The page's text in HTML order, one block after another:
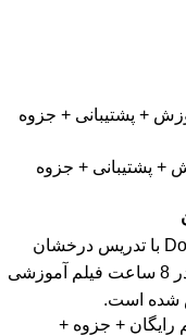
(50 جلسه آموزش + پشتیبانی + جزوه
| ۸ ساعت دوره + ۱۲ فیلم رایگان + جزوه +